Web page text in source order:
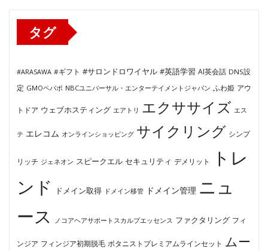
タグ
#ARASAWA #ギフト #サロンドロワイヤル #英語学習 AI英会話 DNS設
定 GMOペパボ NBCユニバーサル・エンターテイメントジャパン ふわ姫 アウ
トドア ウェブホスティング エアトリ エクササイズ エス
テ エレコム オンラインショッピング サイクリング シンプ
リッチ ジェネオン スピークエル セキュリティ デメリット
トレ
ンド
ドメイン取得 ドメイン移管 ドメイン管理 ニュ
ース
ノコアヘアサポートスカルプエッセンス ファクタリング フィ
ンジア フィンジア初期脱毛 ボタニストプレミアムラインセット ムー